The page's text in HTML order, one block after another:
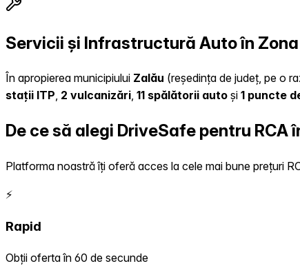
Servicii și Infrastructură Auto în
În apropierea municipiului Zalău (reședința de județ, pe o
stații ITP, 2 vulcanizări, 11 spălătorii auto și 1 puncte
De ce să alegi DriveSafe pentru RCA
Platforma noastră îți oferă acces la cele mai bune prețuri
⚡
Rapid
Obții oferta în 60 de secunde